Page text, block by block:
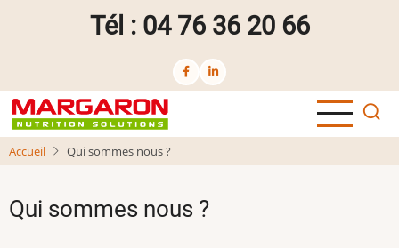
Tél : 04 76 36 20 66
Accueil Qui sommes nous ?
Qui sommes nous ?